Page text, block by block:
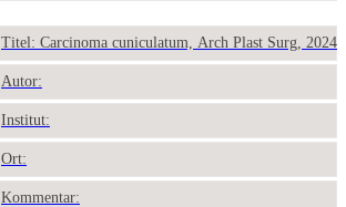
Titel: Carcinoma cuniculatum, Arch Plast Surg, 2024
Autor:
Institut:
Ort:
Kommentar: